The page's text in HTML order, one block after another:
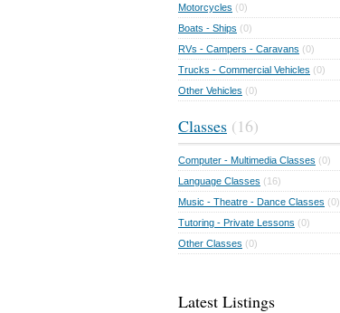
Motorcycles (0)
Boats - Ships (0)
RVs - Campers - Caravans (0)
Trucks - Commercial Vehicles (0)
Other Vehicles (0)
Classes (16)
Computer - Multimedia Classes (0)
Language Classes (16)
Music - Theatre - Dance Classes (0)
Tutoring - Private Lessons (0)
Other Classes (0)
Latest Listings